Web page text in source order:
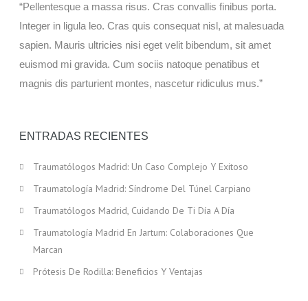
MENISCO
PRÓTESIS DE RODILLA
PRÓTESIS DE CADERA
“Pellentesque a massa risus. Cras convallis finibus porta.
Integer in ligula leo. Cras quis consequat nisl, at malesuada
sapien. Mauris ultricies nisi eget velit bibendum, sit amet
euismod mi gravida. Cum sociis natoque penatibus et
magnis dis parturient montes, nascetur ridiculus mus.”
ENTRADAS RECIENTES
Traumatólogos Madrid: Un Caso Complejo Y Exitoso
Traumatología Madrid: Síndrome Del Túnel Carpiano
Traumatólogos Madrid, Cuidando De Ti Día A Día
Traumatología Madrid En Jartum: Colaboraciones Que
Marcan
Prótesis De Rodilla: Beneficios Y Ventajas